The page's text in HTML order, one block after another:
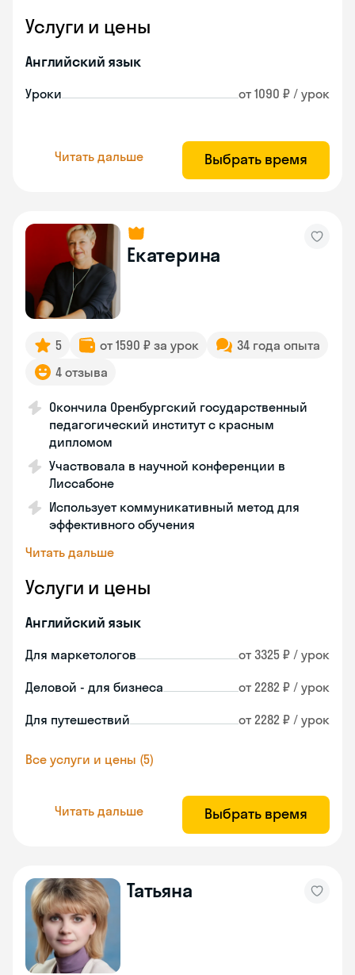
Услуги и цены
Английский язык
Уроки от 1090 ₽ / урок
Читать дальше Выбрать время
Екатерина
5 от 1590 ₽ за урок
34 года опыта
4 отзыва
Окончила Оренбургский государственный
педагогический институт с красным
дипломом
Участвовала в научной конференции в
Лиссабоне
Использует коммуникативный метод для
эффективного обучения
Читать дальше
Услуги и цены
Английский язык
Для маркетологов от 3325 ₽ / урок
Деловой - для бизнеса от 2282 ₽ / урок
Для путешествий от 2282 ₽ / урок
Все услуги и цены (5)
Читать дальше Выбрать время
Татьяна